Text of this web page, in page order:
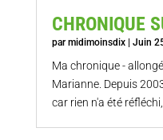
CHRONIQUE
par midimoinsdix| Juin
Ma chronique -
Marianne. Depuis
car rien n'a été